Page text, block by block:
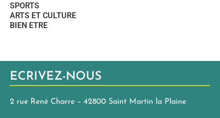
SPORTS
ARTS ET CULTURE
BIEN ETRE
ECRIVEZ-NOUS
2 rue René Charre – 42800 Saint Martin la Plaine